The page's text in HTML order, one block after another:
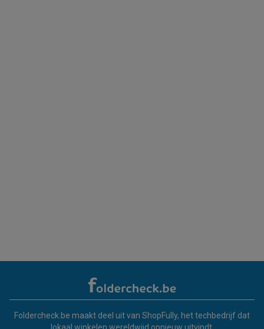
Foldercheck.be maakt deel uit van ShopFully, het techbedrijf dat